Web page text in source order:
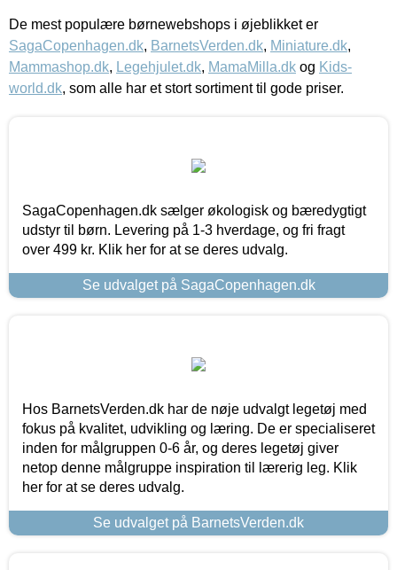
De mest populære børnewebshops i øjeblikket er
SagaCopenhagen.dk, BarnetsVerden.dk, Miniature.dk,
Mammashop.dk, Legehjulet.dk, MamaMilla.dk og Kids-
world.dk, som alle har et stort sortiment til gode priser.
SagaCopenhagen.dk sælger økologisk og bæredygtigt
udstyr til børn. Levering på 1-3 hverdage, og fri fragt
over 499 kr. Klik her for at se deres udvalg.
Se udvalget på SagaCopenhagen.dk
Hos BarnetsVerden.dk har de nøje udvalgt legetøj med
fokus på kvalitet, udvikling og læring. De er specialiseret
inden for målgruppen 0-6 år, og deres legetøj giver
netop denne målgruppe inspiration til lærerig leg. Klik
her for at se deres udvalg.
Se udvalget på BarnetsVerden.dk